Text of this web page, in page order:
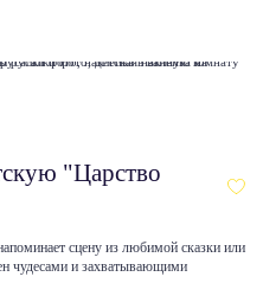
"Царство
сцену из любимой сказки или
чудесами и захватывающими